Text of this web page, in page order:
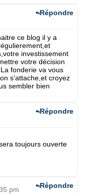
ce blog il y a
investissement
votre décision
fonderie va vous
s’attache,et croyez
sembler bien
Répondre
toujours ouverte
Répondre
pm Répondre